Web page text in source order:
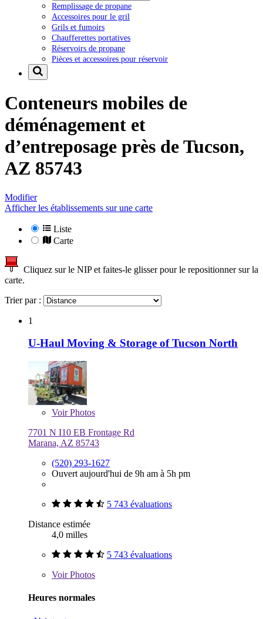
Remplissage de propane
Accessoires pour le gril
Grils et fumoirs
Chaufferettes portatives
Réservoirs de propane
Pièces et accessoires pour réservoir
Conteneurs mobiles de
déménagement et
d’entreposage près deTucson,
AZ 85743
Modifier
Afficher les établissements sur une carte
Liste
Carte
Cliquez sur le NIP et faites-le glisser pour le repositionner sur la
carte.
Trier par :
1
U-Haul Moving & Storage of Tucson North
VoirPhotos
7701 N I10 EB Frontage Rd
Marana, AZ 85743
(520) 293-1627
Ouvert aujourd'hui de 9h am à 5h pm
5 743 évaluations
Distance estimée
4,0 milles
5 743 évaluations
VoirPhotos
Heures normales